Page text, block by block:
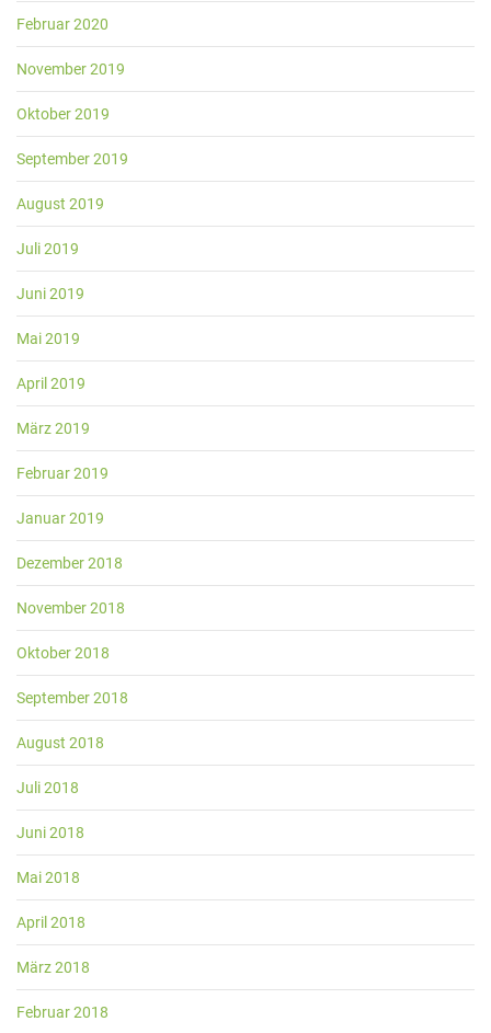
Februar 2020
November 2019
Oktober 2019
September 2019
August 2019
Juli 2019
Juni 2019
Mai 2019
April 2019
März 2019
Februar 2019
Januar 2019
Dezember 2018
November 2018
Oktober 2018
September 2018
August 2018
Juli 2018
Juni 2018
Mai 2018
April 2018
März 2018
Februar 2018